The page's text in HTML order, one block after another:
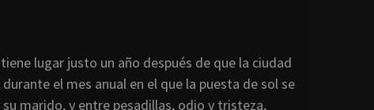
lugar justo un año después de que la ciudad
el mes anual en el que la puesta de sol se
marido, y entre pesadillas, odio y tristeza,